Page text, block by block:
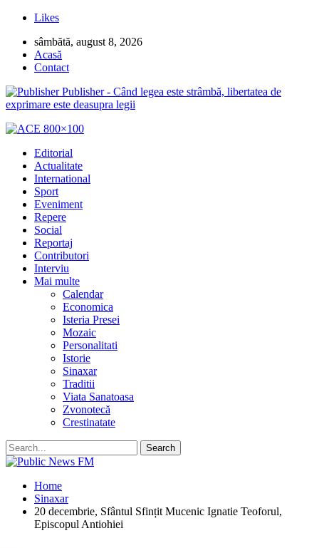
Likes
sâmbătă, august 8, 2026
Acasă
Contact
Publisher - Când legea este strâmbă, libertatea de
exprimare este deasupra legii
Editorial
Actualitate
International
Sport
Eveniment
Repere
Social
Reportaj
Contributori
Interviu
Mai multe
Calendar
Economica
Isteria Presei
Mozaic
Personalitati
Istorie
Sinaxar
Traditii
Viata Sanatoasa
Zvonotecă
Crestinatate
Home
Sinaxar
20 decembrie, Sfântul Sfințit Mucenic Ignatie Teoforul,
Episcopul Antiohiei